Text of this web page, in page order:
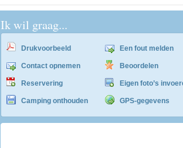
Ik wil graag...
Drukvoorbeeld
Contact opnemen
Reservering
Camping onthouden
Een fout melden
Beoordelen
Eigen foto’s
GPS-gegevens